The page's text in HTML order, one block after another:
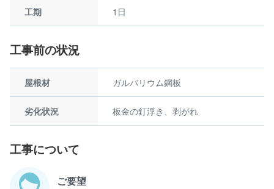
工期 1日
工事前の状況
屋根材 ガルバリウム鋼板
劣化状況 板金の釘浮き、剥がれ
工事について
ご要望